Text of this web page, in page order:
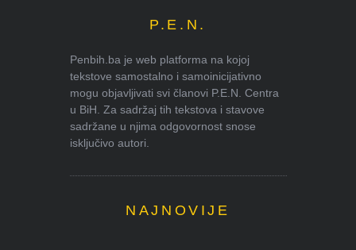
P.E.N.
Penbih.ba je web platforma na kojoj
tekstove samostalno i samoinicijativno
mogu objavljivati svi članovi P.E.N. Centra
u BiH. Za sadržaj tih tekstova i stavove
sadržane u njima odgovornost snose
isključivo autori.
NAJNOVIJE